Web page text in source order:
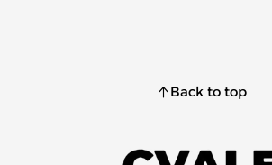
Back to top